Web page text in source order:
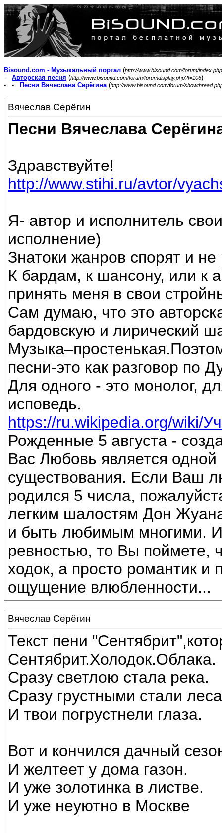
Bisound.com - Музыкальный портал (http://www.bisound.com/forum/index.php
- Авторская песня (http://www.bisound.com/forum/forumdisplay.php?f=106)
- -
Песни Вячеслава Серёгина(http://www.bisound.com/forum/
Вячеслав Серёгин
Песни Вячеслава
Здравствуйте!
http://www.stihi.ru/avtor/
Я- автор и исполнитель
исполнение)
Знатоки жанров спорят и
К бардам, к шансону, или к
принять меня в свои
Сам думаю, что это
бардовскую и лирический
песни-это как разговор по
Для одного - это монолог,
исповедь.
https://ru.wikipedia.org/wiki/
Рожденные 5 августа -
Вас Любовь является
существования. Если Ваш
родился 5 числа,
легким шалостям Дон
и быть любимым многими.
ревностью, то Вы
ходок, а просто романтик и
ощущение влюбленности...
Вячеслав Серёгин
Текст пени
Сентябрит.Холодок.Облака.
Сразу светлою стала река.
Сразу грустными стали
И твои погрустнели глаза.
Вот и кончился дачный
И желтеет у дома газон.
И уже золотинка в листве.
И уже неуютно в Москве